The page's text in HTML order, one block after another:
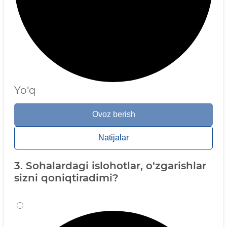
Yo‘q
Ovoz berish
Natijalar
3. Sohalardagi islohotlar, o‘zgarishlar
sizni qoniqtiradimi?